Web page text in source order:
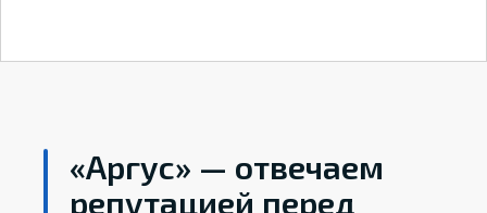
«Аргус» — отвечаем
репутацией перед